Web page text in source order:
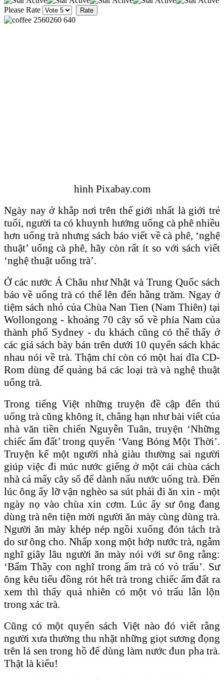
Please Rate
hình Pixabay.com
Ngày nay ở khắp nơi trên thế giới nhất là giới trẻ
tuổi, người ta có khuynh hướng uống cà phê nhiều
hơn uống trà nhưng sách báo viết về cà phê, ‘nghệ
thuật’ uống cà phê, hãy còn rất ít so với sách viết
‘nghệ thuật uống trà’.
Ở các nước Á Châu như Nhật và Trung Quốc sách
báo về uống trà có thể lên đến hằng trăm. Ngay ở
tiệm sách nhỏ của Chùa Nan Tien (Nam Thiên) tại
Wollongong - khoảng 70 cây số về phía Nam của
thành phố Sydney - du khách cũng có thể thấy ở
các giá sách bày bán trên dưới 10 quyển sách khác
nhau nói về trà. Thậm chí còn có một hai dĩa CD-
Rom dùng để quảng bá các loại trà và nghệ thuật
uống trà.
Trong tiếng Việt những truyện đề cập đến thú
uống trà cũng không ít, chẳng hạn như bài viết của
nhà văn tiền chiến Nguyễn Tuân, truyện ‘Những
chiếc ấm đất’ trong quyển ‘Vang Bóng Một Thời’.
Truyện kể một người nhà giàu thường sai người
giúp việc đi múc nước giếng ở một cái chùa cách
nhà cả mấy cây số để dành nấu nước uống trà. Ðến
lúc ông ấy lỡ vận nghèo sa sút phải đi ăn xin - một
ngày nọ vào chùa xin cơm. Lúc ấy sư ông đang
dùng trà nên tiện mời người ăn mày cùng dùng trà.
Người ăn mày khép nép ngồi xuống đón tách trà
do sư ông cho. Nhấp xong một hớp nước trà, ngẫm
nghĩ giây lâu người ăn mày nói với sư ông rằng:
‘Bẩm Thầy con nghĩ trong ấm trà có vỏ trấu’. Sư
ông kêu tiểu đồng rót hết trà trong chiếc ấm đất ra
xem thì thấy quả nhiên có một vỏ trấu lẫn lộn
trong xác trà.
Cũng có một quyển sách Việt nào đó viết rằng
người xưa thường thu nhặt những giọt sương đọng
trên lá sen trong hồ để dùng làm nước đun pha trà.
Thật là kiểu!